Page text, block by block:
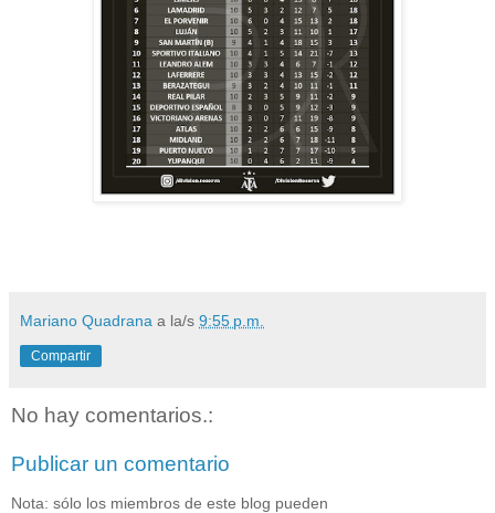
Mariano Quadrana a la/s 9:55 p.m.
Compartir
No hay comentarios.:
Publicar un comentario
Nota: sólo los miembros de este blog pueden